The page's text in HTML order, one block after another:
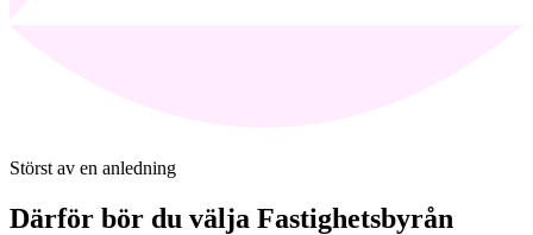
Störst av en anledning
Därför bör du välja Fastighetsbyrån